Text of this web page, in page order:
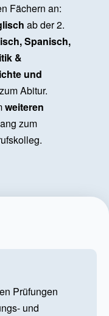
Fächern an:
ab der 2.
Spanisch,
&
und
Abitur.
weiteren
zum
Prüfungen
und